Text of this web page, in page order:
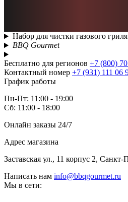
Набор для чистки газового
BBQ Gourmet
Бесплатно для регионов +7 (800)
Контактный номер +7 (931) 111 06
График работы
Пн-Пт: 11:00 - 19:00
Сб: 11:00 - 18:00
Онлайн заказы 24/7
Адрес магазина
Заставская ул., 11 корпус 2, Санкт-
Написать нам info@bbqgourmet.ru
Мы в сети: